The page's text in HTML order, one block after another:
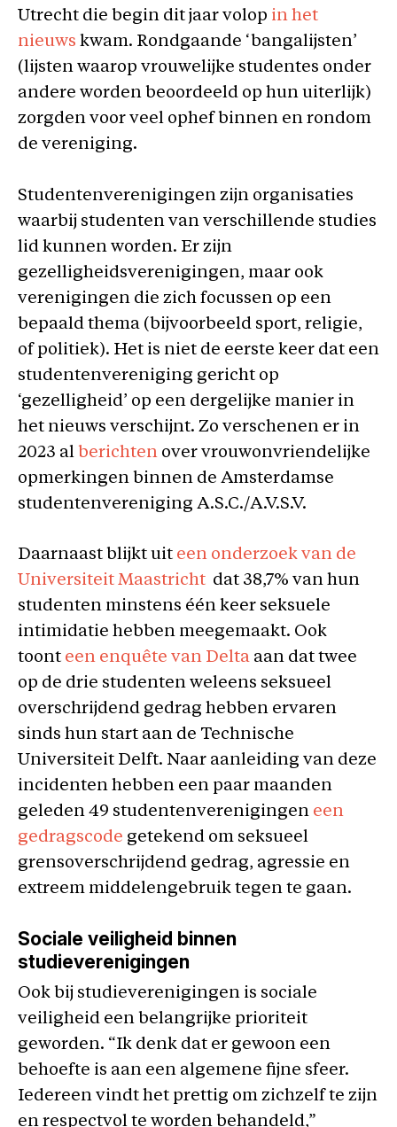
Utrecht die begin dit jaar volop in het
nieuws kwam. Rondgaande ‘bangalijsten’
(lijsten waarop vrouwelijke studentes onder
andere worden beoordeeld op hun uiterlijk)
zorgden voor veel ophef binnen en rondom
de vereniging.
Studentenverenigingen zijn organisaties
waarbij studenten van verschillende studies
lid kunnen worden. Er zijn
gezelligheidsverenigingen, maar ook
verenigingen die zich focussen op een
bepaald thema (bijvoorbeeld sport, religie,
of politiek). Het is niet de eerste keer dat een
studentenvereniging gericht op
‘gezelligheid’ op een dergelijke manier in
het nieuws verschijnt. Zo verschenen er in
2023 al berichten over vrouwonvriendelijke
opmerkingen binnen de Amsterdamse
studentenvereniging A.S.C./A.V.S.V.
Daarnaast blijkt uit een onderzoek van de
Universiteit Maastricht dat 38,7% van hun
studenten minstens één keer seksuele
intimidatie hebben meegemaakt. Ook
toont een enquête van Delta aan dat twee
op de drie studenten weleens seksueel
overschrijdend gedrag hebben ervaren
sinds hun start aan de Technische
Universiteit Delft. Naar aanleiding van deze
incidenten hebben een paar maanden
geleden 49 studentenverenigingen een
gedragscode getekend om seksueel
grensoverschrijdend gedrag, agressie en
extreem middelengebruik tegen te gaan.
Sociale veiligheid binnen
studieverenigingen
Ook bij studieverenigingen is sociale
veiligheid een belangrijke prioriteit
geworden. “Ik denk dat er gewoon een
behoefte is aan een algemene fijne sfeer.
Iedereen vindt het prettig om zichzelf te zijn
en respectvol te worden behandeld,”